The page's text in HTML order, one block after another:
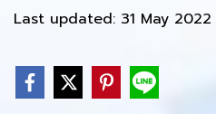
Last updated: 31 May 2022